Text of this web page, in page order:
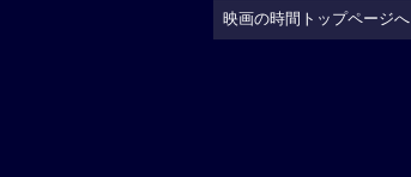
映画の時間トップページへ